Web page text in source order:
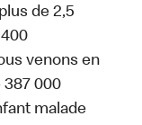
de 2,5
venons en
387 000
malade